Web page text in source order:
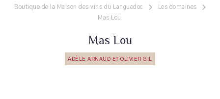
Boutique de la Maison des vins du Languedoc
Les domaines
Mas Lou
Mas Lou
ADÈLE ARNAUD ET OLIVIER GIL